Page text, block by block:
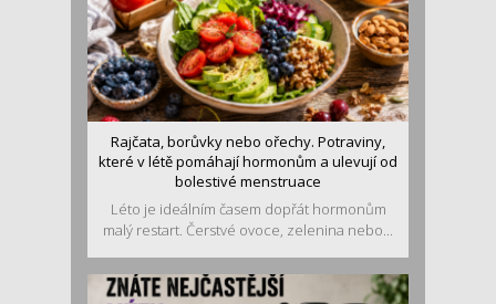
Rajčata, borůvky nebo ořechy. Potraviny,
které v létě pomáhají hormonům a ulevují od
bolestivé menstruace
Léto je ideálním časem dopřát hormonům
malý restart. Čerstvé ovoce, zelenina nebo...